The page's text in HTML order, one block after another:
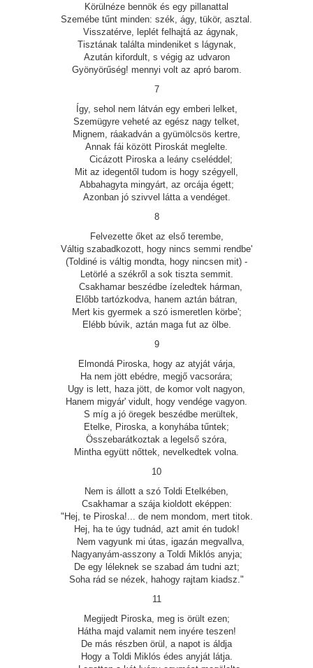
Körülnéze bennök és egy pillanattal
Szemébe tűnt minden: szék, ágy, tükör, asztal.
Visszatérve, leplét felhajtá az ágynak,
Tisztának találta mindeniket s lágynak,
Azután kifordult, s végig az udvaron
Gyönyörűség! mennyi volt az apró barom.
7
Így, sehol nem látván egy emberi lelket,
Szemügyre veheté az egész nagy telket,
Mignem, ráakadván a gyümölcsös kertre,
Annak fái között Piroskát meglelte.
Cicázott Piroska a leány cseléddel;
Mit az idegentől tudom is hogy szégyell,
Abbahagyta mingyárt, az orcája égett;
Azonban jó szivvel látta a vendéget.
8
Felvezette őket az első terembe,
Váltig szabadkozott, hogy nincs semmi rendbe'
(Toldiné is váltig mondta, hogy nincsen mit) -
Letörlé a székről a sok tiszta semmit.
Csakhamar beszédbe ízeledtek hárman,
Előbb tartózkodva, hanem aztán bátran,
Mert kis gyermek a szó ismeretlen körbe';
Elébb búvik, aztán maga fut az ölbe.
9
Elmondá Piroska, hogy az atyját várja,
Ha nem jött ebédre, megjő vacsorára;
Ugy is lett, haza jött, de komor volt nagyon,
Hanem migyár' vidult, hogy vendége vagyon.
S míg a jó öregek beszédbe merültek,
Etelke, Piroska, a konyhába tűntek;
Összebarátkoztak a legelső szóra,
Mintha együtt nőttek, nevelkedtek volna.
10
Nem is állott a szó Toldi Etelkében,
Csakhamar a szája kioldott eképpen:
"Hej, te Piroska!... de nem mondom, mert titok.
Hej, ha te úgy tudnád, azt amit én tudok!
Nem vagyunk mi útas, igazán megvallva,
Nagyanyám-asszony a Toldi Miklós anyja;
De egy léleknek se szabad ám tudni azt;
Soha rád se nézek, hahogy rajtam kiadsz."
11
Megijedt Piroska, meg is örült ezen;
Hátha majd valamit nem inyére teszen!
De más részben örül, a napot is áldja
Hogy a Toldi Miklós édes anyját látja.